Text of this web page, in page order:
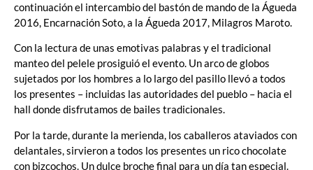
continuación el intercambio del bastón de mando de la Águeda
2016, Encarnación Soto, a la Águeda 2017, Milagros Maroto.
Con la lectura de unas emotivas palabras y el tradicional
manteo del pelele prosiguió el evento. Un arco de globos
sujetados por los hombres a lo largo del pasillo llevó a todos
los presentes – incluidas las autoridades del pueblo – hacia el
hall donde disfrutamos de bailes tradicionales.
Por la tarde, durante la merienda, los caballeros ataviados con
delantales, sirvieron a todos los presentes un rico chocolate
con bizcochos. Un dulce broche final para un día tan especial.